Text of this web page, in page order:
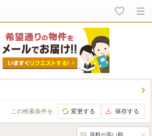
この検索条件を 変更する 保存する